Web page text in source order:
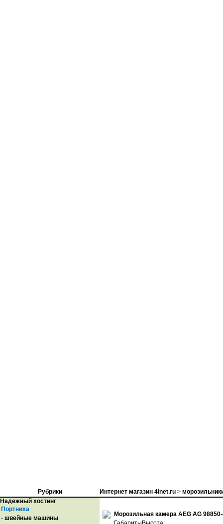
Рубрики
Надежный хостинг
Портниха
- швейные машины
Интернет магазин 4inet.ru >
Морозильная камера AEG AG